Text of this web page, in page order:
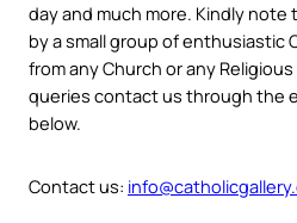
day and much more. Kindly
by a small group of enthusiastic
from any Church or any
queries contact us through the
below.
Contact us: